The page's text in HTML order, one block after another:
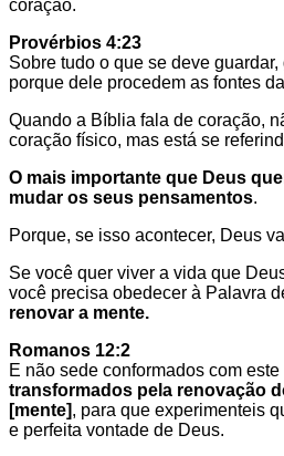
coração.
Provérbios 4:23
Sobre tudo o que se deve
porque dele procedem as fontes
Quando a Bíblia fala de coração,
coração físico, mas está se
O mais importante que Deus
mudar os seus pensamentos.
Porque, se isso acontecer, Deus
Se você quer viver a vida que
você precisa obedecer à Palavra
renovar a mente.
Romanos 12:2
E não sede conformados com este
transformados pela renovação
[mente], para que experimenteis
e perfeita vontade de Deus.